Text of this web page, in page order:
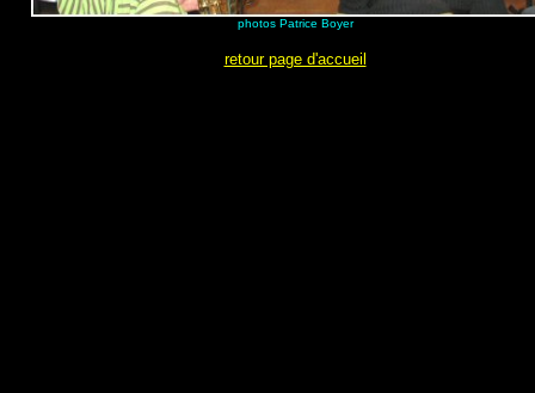
photos Patrice Boyer
retour page d'accueil